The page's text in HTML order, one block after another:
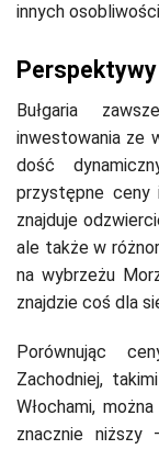
innych
Bułgaria
inwestowania ze
dość
przystępne ceny
znajduje
ale także w
na wybrzeżu
znajdzie coś dla
Porównując
Zachodniej,
Włochami,
znacznie